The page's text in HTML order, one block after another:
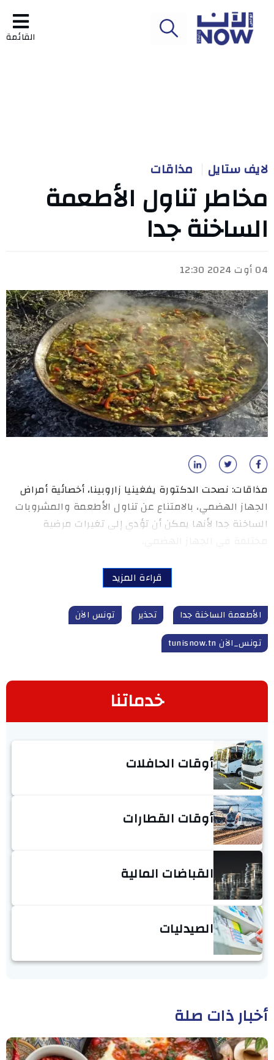
القائمة
لايف ستايل مذاقات
مخاطر تناول الأطعمة
الساخنة جدا
04 أوت 2024 12:30
مذاقات: نصحت الدكتورة يفغينيا زاروبينا، أخصائية أمراض
الجهاز الهضمي، بالامتناع عن تناول الأطعمة والمشروبات
الساخنة جدا لأنها يمكن أن تؤدي إلى تغيرات مرضية
قراءة المزيد
الأطعمة الساخنة جدا تحذير
تونس الآن
تونس_الآن tunisnow.tn
خدماتنا
أوقات الحافلات
أوقات القطارات
القباضات المالية
الصيدليات
أخبار ذات صلة